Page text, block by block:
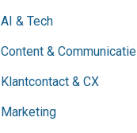
AI & Tech
Content & Communicatie
Klantcontact & CX
Marketing